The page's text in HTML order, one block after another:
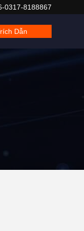
0317-8188867
Dẫn